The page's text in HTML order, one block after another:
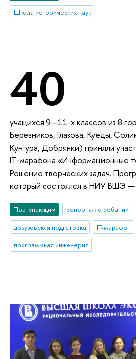
Школа исторических наук
40
учащихся 9—11-х классов из 8
Березников, Глазова, Куеды,
Кунгура, Добрянки) приняли
IT‑марафона «Информационные
Решение творческих задач.
который состоялся в НИУ ВШЭ
Поступающим
репортаж о событии
довузовская подготовка
IT-марафон
программная инженерия